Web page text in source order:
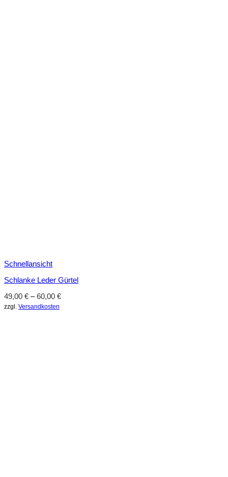
Schnellansicht
Schlanke Leder Gürtel
49,00 € –60,00 €
zzgl. Versandkosten